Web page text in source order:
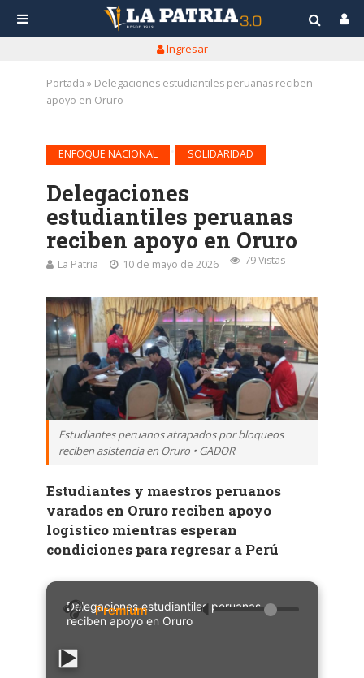
Ingresar
Portada » Delegaciones estudiantiles peruanas reciben
apoyo en Oruro
ENFOQUE NACIONAL SOLIDARIDAD
Delegaciones
estudiantiles peruanas
reciben apoyo en Oruro
La Patria 10 de mayo de 2026 79 Vistas
Estudiantes peruanos atrapados por bloqueos
reciben asistencia en Oruro • GADOR
Estudiantes y maestros peruanos
varados en Oruro reciben apoyo
logístico mientras esperan
condiciones para regresar a Perú
Delegaciones estudiantiles peruanas
reciben apoyo en Oruro
🔈